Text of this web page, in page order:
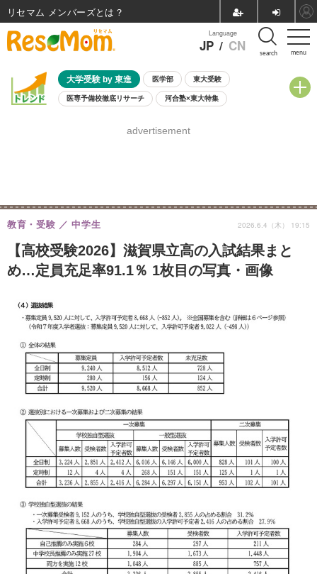
menu
Language
JP / CN search
大学受験 by 東進 医学部 東大受験
医専予備校徹底リサーチ 河合塾×東大特集
8月開催学校説明会・相談会
advertisement
【高校受験2026】滋賀県立高の入試結果まと
め…定員充足率91.1％ 1枚目の写真・画像
教育・受験 中学生 2026.6.4（木） 19:15
リセマム メンバーズ